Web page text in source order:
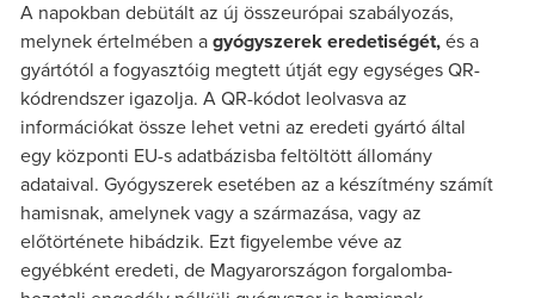
A napokban debütált az új összeurópai szabályozás,
melynek értelmében agyógyszerek eredetiségét, és a
gyártótól a fogyasztóig megtett útját egy egységes QR-
kódrendszer igazolja. A QR-kódot leolvasva az
információkat össze lehet vetni az eredeti gyártó által
egy központi EU-s adatbázisba feltöltött állomány
adataival. Gyógyszerek esetében az a készítmény számít
hamisnak, amelynek vagy a származása, vagy az
előtörténete hibádzik. Ezt figyelembe véve az
egyébként eredeti, de Magyarországon forgalomba-